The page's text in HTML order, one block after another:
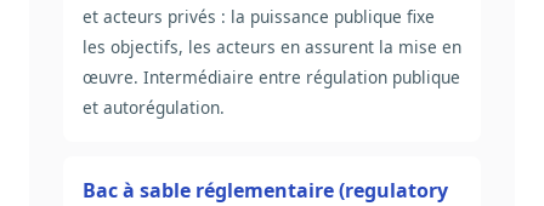
et acteurs privés : la puissance publique fixe
les objectifs, les acteurs en assurent la mise en
œuvre. Intermédiaire entre régulation publique
et autorégulation.
Bac à sable réglementaire (regulatory